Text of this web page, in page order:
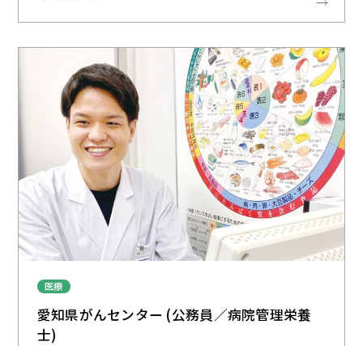
医療
愛知県がんセンター (公務員／病院管理栄養
士)